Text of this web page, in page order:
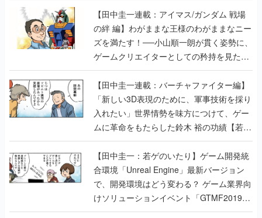
【田中圭一連載：アイマス/ガンダム 戦場
の絆 編】わがままな王様のわがままなニー
ズを満たす！──小山順一朗が貫く姿勢に、
ゲームクリエイターとしての矜持を見た
【若ゲのいたり最終回】
【田中圭一連載：バーチャファイター編】
「新しい3D表現のために、軍事技術を採り
入れたい」世界情勢を味方につけて、ゲー
ムに革命をもたらした鈴木 裕の功績【若ゲ
のいたり】
【田中圭一：若ゲのいたり】ゲーム開発統
合環境「Unreal Engine」最新バージョン
で、開発環境はどう変わる？ ゲーム業界向
けソリューションイベント「GTMF2019」
に行って、より理解を深めよう【PR】